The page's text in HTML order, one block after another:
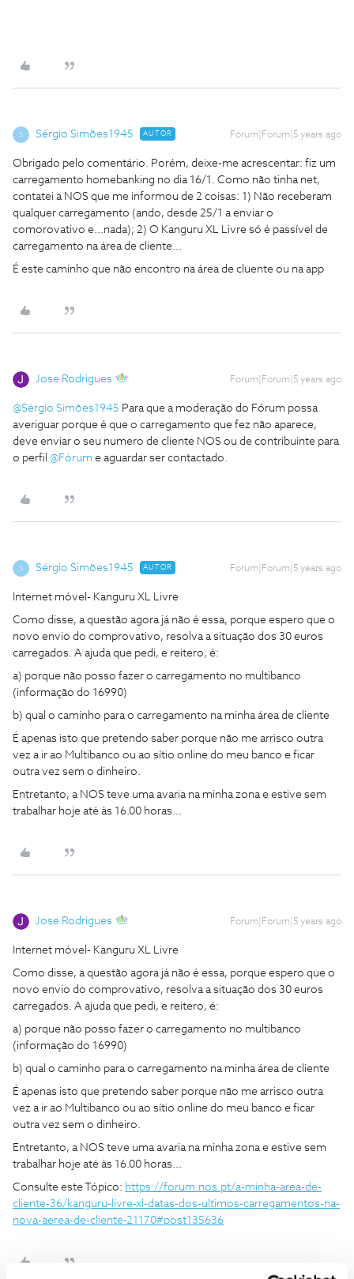
S Sérgio Simões1945 AUTOR Forum|Forum|5 years ago
Obrigado pelo comentário. Porém, deixe-me acrescentar: fiz um
carregamento homebanking no dia 16/1. Como não tinha net,
contatei a NOS que me informou de 2 coisas: 1) Não receberam
qualquer carregamento (ando, desde 25/1 a enviar o
comorovativo e...nada); 2) O Kanguru XL Livre só é passível de
carregamento na área de cliente...
É este caminho que não encontro na área de cluente ou na app
Jose Rodrigues Forum|Forum|5 years ago
@Sérgio Simões1945 Para que a moderação do Fórum possa
averiguar porque é que o carregamento que fez não aparece,
deve enviar o seu numero de cliente NOS ou de contribuinte para
o perfil @Fórum e aguardar ser contactado.
S Sérgio Simões1945 AUTOR Forum|Forum|5 years ago
Internet móvel- Kanguru XL Livre
Como disse, a questão agora já não é essa, porque espero que o
novo envio do comprovativo, resolva a situação dos 30 euros
carregados. A ajuda que pedi, e reitero, é:
a) porque não posso fazer o carregamento no multibanco
(informação do 16990)
b) qual o caminho para o carregamento na minha área de cliente
É apenas isto que pretendo saber porque não me arrisco outra
vez a ir ao Multibanco ou ao sítio online do meu banco e ficar
outra vez sem o dinheiro.
Entretanto, a NOS teve uma avaria na minha zona e estive sem
trabalhar hoje até às 16.00 horas...
Jose Rodrigues Forum|Forum|5 years ago
Internet móvel- Kanguru XL Livre
Como disse, a questão agora já não é essa, porque espero que o
novo envio do comprovativo, resolva a situação dos 30 euros
carregados. A ajuda que pedi, e reitero, é:
a) porque não posso fazer o carregamento no multibanco
(informação do 16990)
b) qual o caminho para o carregamento na minha área de cliente
É apenas isto que pretendo saber porque não me arrisco outra
vez a ir ao Multibanco ou ao sítio online do meu banco e ficar
outra vez sem o dinheiro.
Entretanto, a NOS teve uma avaria na minha zona e estive sem
trabalhar hoje até às 16.00 horas...
Consulte este Tópico: https://forum.nos.pt/a-minha-area-de-
cliente-36/kanguru-livre-xl-datas-dos-ultimos-carregamentos-na-
nova-aerea-de-cliente-21170#post135636